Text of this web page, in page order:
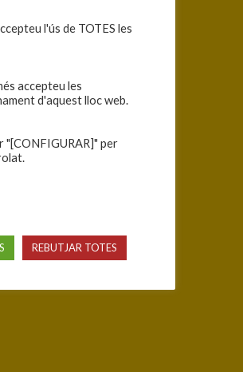
l'ús de TOTES les
accepteu les
d'aquest lloc web.
"[CONFIGURAR]" per
REBUTJAR TOTES